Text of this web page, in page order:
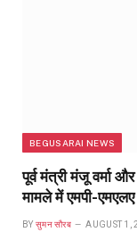
BEGUSARAI NEWS
पूर्व मंत्री मंजू वर्मा
मामले में एमपी-
BY सुमन सौरब AUGUST 1,